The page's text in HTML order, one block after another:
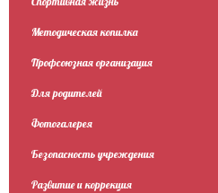
Методическая копилка
Профсоюзная организация
Для родителей
Фотогалерея
Безопасность учреждения
Развитие и коррекция